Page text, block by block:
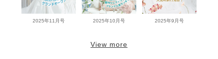
2025年11月号 2025年10月号 2025年9月号
View more